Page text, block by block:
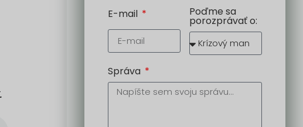
E-mail Poďme sa
porozprávať o:
Správa